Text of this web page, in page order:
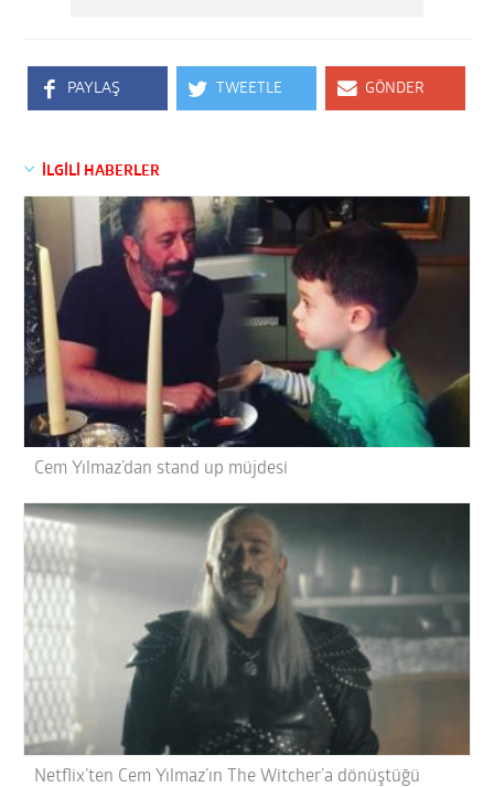
PAYLAŞ TWEETLE GÖNDER
İLGİLİ HABERLER
Cem Yılmaz’dan stand up müjdesi
Netflix’ten Cem Yılmaz’ın The Witcher’a dönüştüğü